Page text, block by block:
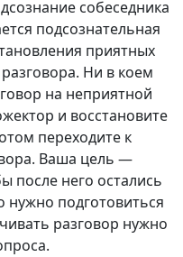
собеседника
подсознательная
приятных
Ни в коем
на неприятной
и восстановите
переходите к
Ваша цель —
после него остались
нужно подготовиться
разговор нужно